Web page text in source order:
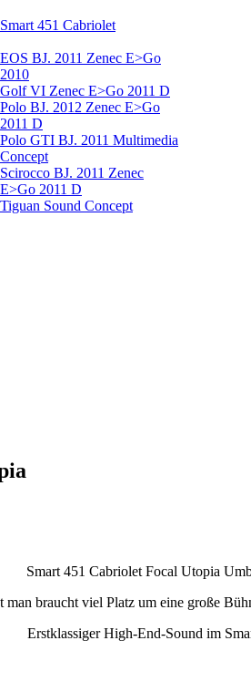
Smart 451 Cabriolet
EOS BJ. 2011 Zenec E>Go
2010
Golf VI Zenec E>Go 2011 D
Polo BJ. 2012 Zenec E>Go
2011 D
Polo GTI BJ. 2011 Multimedia
Concept
Scirocco BJ. 2011 Zenec
E>Go 2011 D
Tiguan Sound Concept
Smart 451 Cabriolet Focal Utopia
man braucht viel Platz um eine große
Erstklassiger High-End-Sound im